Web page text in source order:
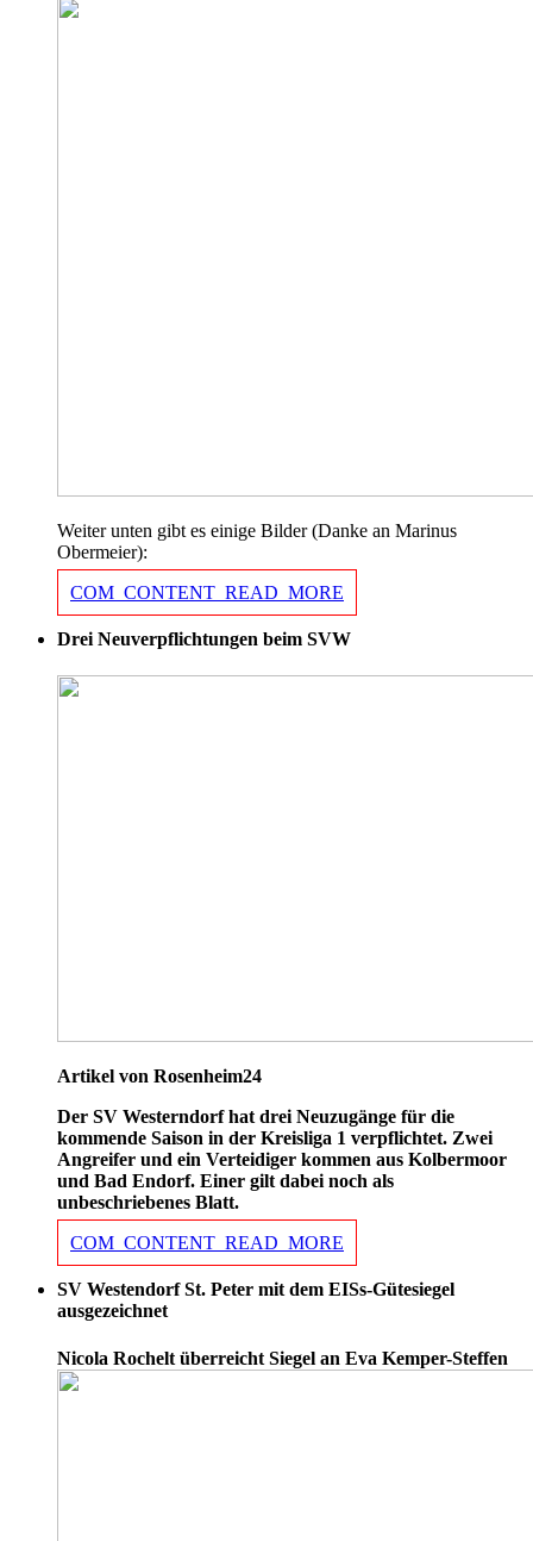
Weiter unten gibt es einige Bilder (Danke an Marinus
Obermeier):
COM_CONTENT_READ_MORE
Drei Neuverpflichtungen beim SVW
Artikel von Rosenheim24
Der SV Westerndorf hat drei Neuzugänge für die
kommende Saison in der Kreisliga 1 verpflichtet. Zwei
Angreifer und ein Verteidiger kommen aus Kolbermoor
und Bad Endorf. Einer gilt dabei noch als
unbeschriebenes Blatt.
COM_CONTENT_READ_MORE
SV Westendorf St. Peter mit dem EISs-Gütesiegel
ausgezeichnet
Nicola Rochelt überreicht Siegel an Eva Kemper-Steffen